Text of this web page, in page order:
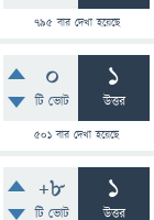
795বার দেখা হয়েছে
0
টি ভোট
1
উত্তর
501 বার দেখা হয়েছে
+8
টি ভোট
1
উত্তর